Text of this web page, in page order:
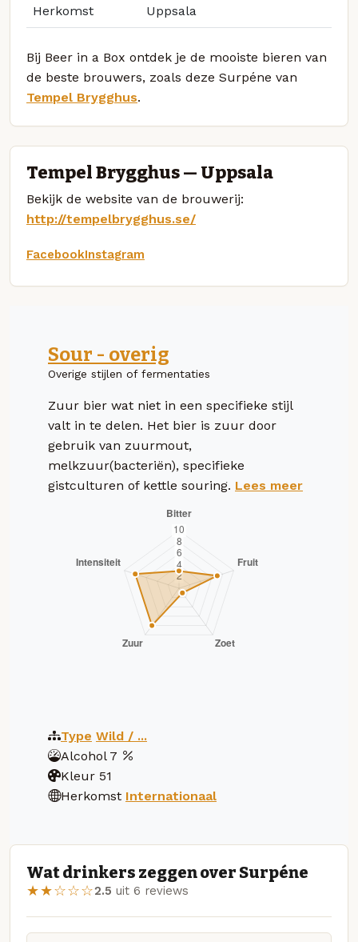
Herkomst Uppsala
Bij Beer in a Box ontdek je de mooiste bieren van
de beste brouwers, zoals deze Surpéne van
Tempel Brygghus.
Tempel Brygghus — Uppsala
Bekijk de website van de brouwerij:
http://tempelbrygghus.se/
FacebookInstagram
Sour - overig
Overige stijlen of fermentaties
Zuur bier wat niet in een specifieke stijl
valt in te delen. Het bier is zuur door
gebruik van zuurmout,
melkzuur(bacteriën), specifieke
gistculturen of kettle souring. Lees meer
Type Wild / ...
Alcohol 7
Kleur 51
Herkomst Internationaal
Wat drinkers zeggen over Surpéne
★★☆☆☆2.5 uit 6 reviews